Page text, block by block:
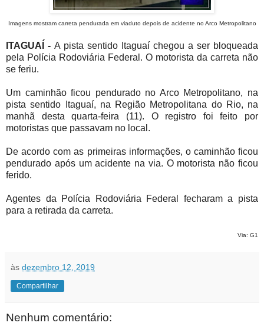
Imagens mostram carreta pendurada em viaduto depois de acidente no Arco Metropolitano
ITAGUAÍ - A pista sentido Itaguaí chegou a ser bloqueada
pela Polícia Rodoviária Federal. O motorista da carreta não
se feriu.
Um caminhão ficou pendurado no Arco Metropolitano, na
pista sentido Itaguaí, na Região Metropolitana do Rio, na
manhã desta quarta-feira (11). O registro foi feito por
motoristas que passavam no local.
De acordo com as primeiras informações, o caminhão ficou
pendurado após um acidente na via. O motorista não ficou
ferido.
Agentes da Polícia Rodoviária Federal fecharam a pista
para a retirada da carreta.
Via: G1
às dezembro 12, 2019
Compartilhar
Nenhum comentário: